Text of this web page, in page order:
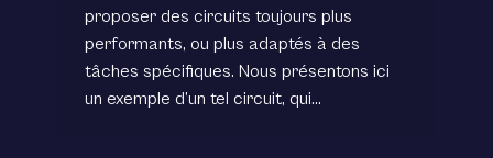
proposer des circuits toujours plus
performants, ou plus adaptés à des
tâches spécifiques. Nous présentons ici
un exemple d’un tel circuit, qui…